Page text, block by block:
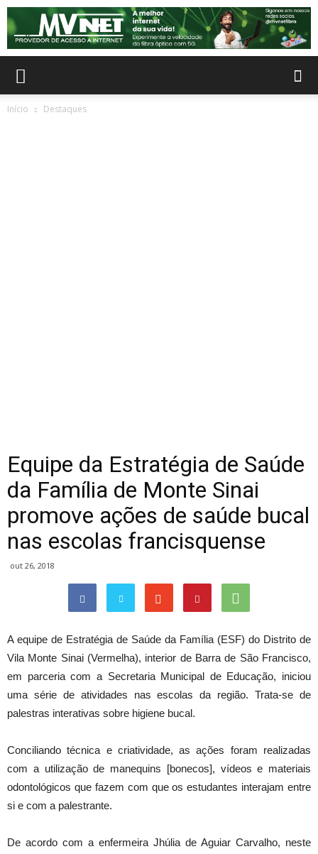
Início Destaques
Equipe da Estratégia de Saúde
da Família de Monte Sinai
promove ações de saúde bucal
nas escolas francisquense
out 26, 2018
A equipe de Estratégia de Saúde da Família (ESF) do Distrito de
Vila Monte Sinai (Vermelha), interior de Barra de São Francisco,
em parceria com a Secretaria Municipal de Educação, iniciou
uma série de atividades nas escolas da região. Trata-se de
palestras interativas sobre higiene bucal.
Conciliando técnica e criatividade, as ações foram realizadas
com a utilização de manequins [bonecos], vídeos e materiais
odontológicos que fazem com que os estudantes interajam entre
si e com a palestrante.
De acordo com a enfermeira Jhúlia de Aguiar Carvalho, neste